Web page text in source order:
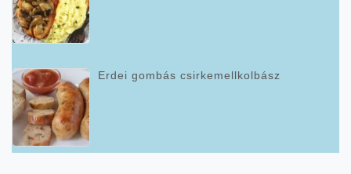
Erdei gombás csirkemellkolbász